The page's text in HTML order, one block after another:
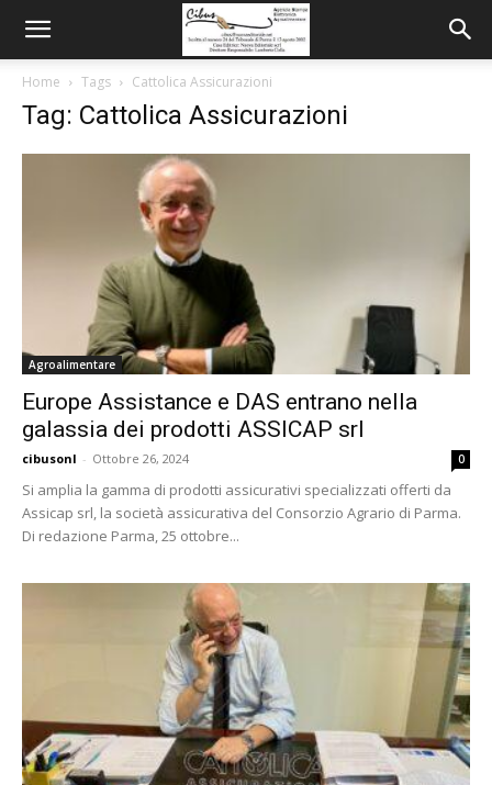
Home Tags Cattolica Assicurazioni
Tag: Cattolica Assicurazioni
Agroalimentare
Europe Assistance e DAS entrano nella
galassia dei prodotti ASSICAP srl
cibusonl - Ottobre 26, 2024 0
Si amplia la gamma di prodotti assicurativi specializzati offerti da
Assicap srl, la società assicurativa del Consorzio Agrario di Parma.
Di redazione Parma, 25 ottobre...